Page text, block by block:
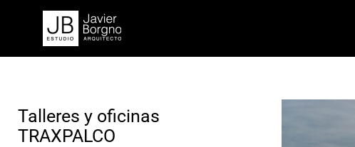
Talleres y oficinas
TRAXPALCO